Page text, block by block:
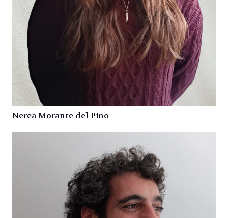
Nerea Morante del Pino